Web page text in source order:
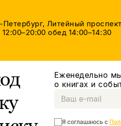
Петербург, Литейный
12:00–20:00обед 14:00–14:30
Еженедельно
о книгах и
Я соглашаюсь с